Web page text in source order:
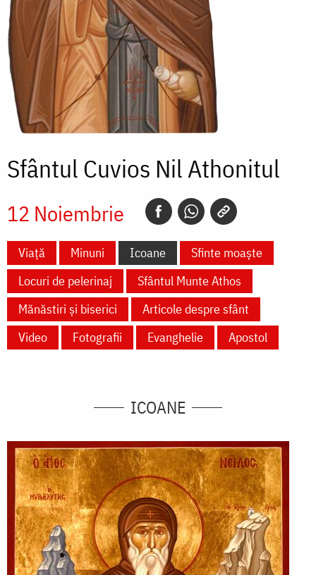
Sfântul Cuvios Nil Athonitul
12 Noiembrie
Viață Minuni Icoane
Sfinte moaște
Locuri de pelerinaj
Sfântul Munte Athos
Mănăstiri și biserici
Articole despre sfânt
Video
Fotografii Evanghelie Apostol
ICOANE